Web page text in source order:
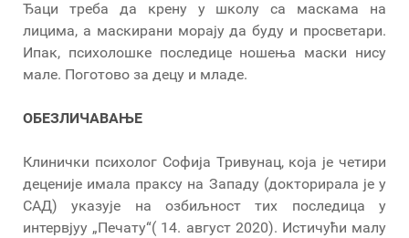
Ђаци треба да крену у школу са маскама на
лицима, а маскирани морају да буду и просветари.
Ипак, психолошке последице ношења маски нису
мале. Поготово за децу и младе.
ОБЕЗЛИЧАВАЊЕ
Клинички психолог Софија Тривунац, која је четири
деценије имала праксу на Западу (докторирала је у
САД) указује на озбиљност тих последица у
интервјуу „Печату“( 14. август 2020). Истичући малу